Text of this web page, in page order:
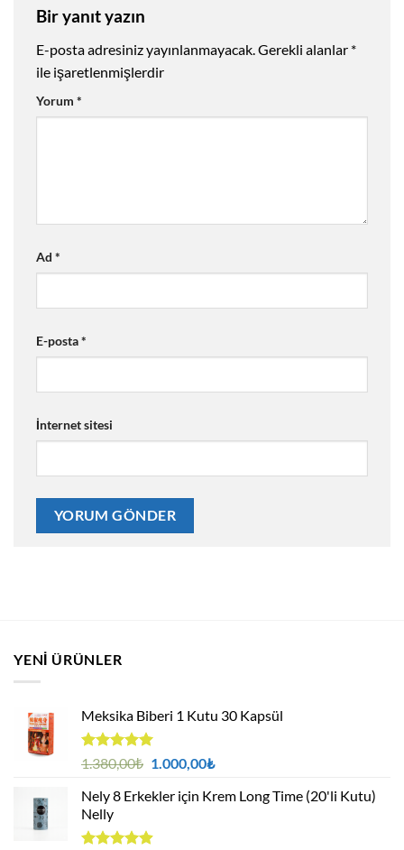
Bir yanıt yazın
E-posta adresiniz yayınlanmayacak.Gerekli alanlar *
ile işaretlenmişlerdir
Yorum *
Ad *
E-posta*
İnternet sitesi
YENI ÜRÜNLER
Meksika Biberi 1 Kutu 30 Kapsül
5 üzerinden
oy
aldı
1.380,00₺ Orijinal
1.380,00₺.
1.000,00₺Şu
fiyat:
Nely 8 Erkekler için Krem Long Time (20'li Kutu)
Nelly